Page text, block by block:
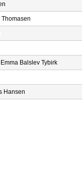
Thomasen
Balslev Tybirk
Hansen